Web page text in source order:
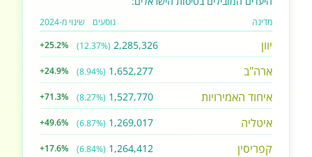
מדינה נוסעים שינוי מ-2024
יוון 2,285,326
(12.37%)
+25.2%
ארה"ב 1,652,277
(8.94%)
+24.9%
איחוד האמירויות 1,527,770
(8.27%)
+71.3%
איטליה 1,269,017
(6.87%)
+49.6%
קפריסין 1,264,412
(6.84%)
+17.6%